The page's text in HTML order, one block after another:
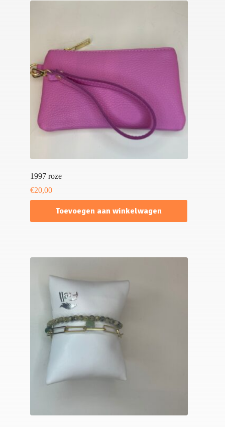
1997 roze
€20,00
Toevoegen aan winkelwagen